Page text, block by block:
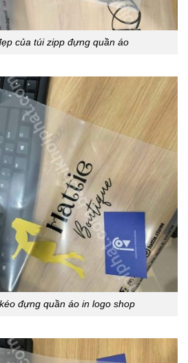
của túi zipp đựng quần áo
đựng quần áo in logo shop